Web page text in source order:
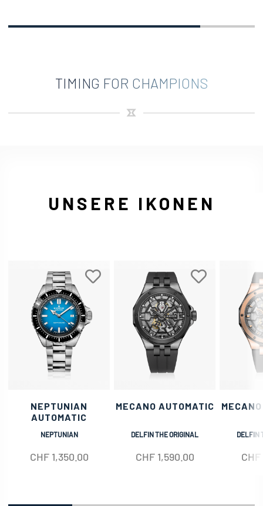
TIMING FOR CHAMPIONS
UNSERE IKONEN
NEPTUNIAN
AUTOMATIC
NEPTUNIAN
CHF1,350.00
MECANO AUTOMATIC
DELFIN THE ORIGINAL
CHF1,590.00
DELFIN
CHF